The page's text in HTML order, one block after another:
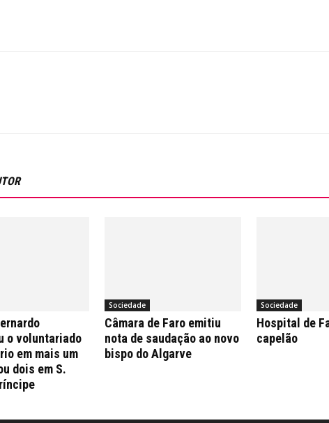
o voluntariado
em mais um
dois em S.
Sociedade
Câmara de Faro emitiu
nota de saudação ao novo
bispo do Algarve
Sociedade
Hospital de
capelão